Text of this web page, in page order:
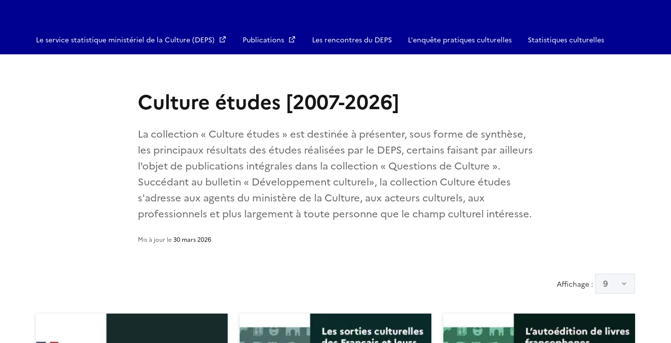
Le service statistique ministériel de la Culture (DEPS) Publications Les rencontres du DEPS L'enquête pratiques culturelles Statistiques culturelles
Culture études [2007-2026]
La collection « Culture études » est destinée à présenter, sous forme de synthèse,
les principaux résultats des études réalisées par le DEPS, certains faisant par ailleurs
l'objet de publications intégrales dans la collection « Questions de Culture ».
Succédant au bulletin « Développement culturel», la collection Culture études
s'adresse aux agents du ministère de la Culture, aux acteurs culturels, aux
professionnels et plus largement à toute personne que le champ culturel intéresse.
Mis à jour le30 mars 2026
Affichage : 9